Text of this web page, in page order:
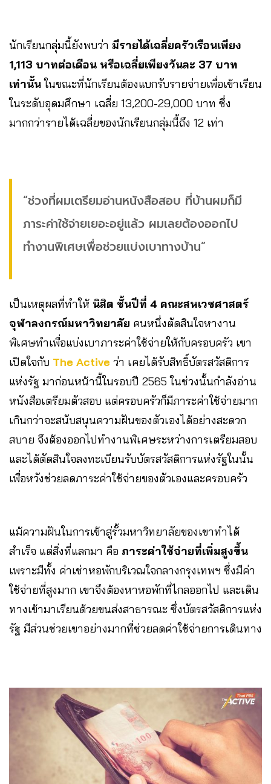
นักเรียนกลุ่มนี้ยังพบว่า มีรายได้เฉลี่ยครัวเรือนเพียง
1,113 บาทต่อเดือน หรือเฉลี่ยเพียงวันละ 37 บาท
เท่านั้นในขณะที่นักเรียนต้องแบกรับรายจ่ายเพื่อเข้าเรียน
ในระดับอุดมศึกษา เฉลี่ย 13,200-29,000 บาท ซึ่ง
มากกว่ารายได้เฉลี่ยของนักเรียนกลุ่มนี้ถึง 12 เท่า
“ช่วงที่ผมเตรียมอ่านหนังสือสอบ ที่บ้านผมก็มี
ภาระค่าใช้จ่ายเยอะอยู่แล้ว ผมเลยต้องออกไป
ทำงานพิเศษเพื่อช่วยแบ่งเบาทางบ้าน”
เป็นเหตุผลที่ทำให้ นิสิต ชั้นปีที่ 4 คณะสหเวชศาสตร์
จุฬาลงกรณ์มหาวิทยาลัย คนหนึ่งตัดสินใจหางาน
พิเศษทำเพื่อแบ่งเบาภาระค่าใช้จ่ายให้กับครอบครัว เขา
เปิดใจกับ The Active ว่า เคยได้รับสิทธิ์บัตรสวัสดิการ
แห่งรัฐ มาก่อนหน้านี้ในรอบปี 2565 ในช่วงนั้นกำลังอ่าน
หนังสือเตรียมตัวสอบ แต่ครอบครัวก็มีภาระค่าใช้จ่ายมาก
เกินกว่าจะสนับสนุนความฝันของตัวเองได้อย่างสะดวก
สบาย จึงต้องออกไปทำงานพิเศษระหว่างการเตรียมสอบ
และได้ตัดสินใจลงทะเบียนรับบัตรสวัสดิการแห่งรัฐในนั้น
เพื่อหวังช่วยลดภาระค่าใช้จ่ายของตัวเองและครอบครัว
แม้ความฝันในการเข้าสู่รั้วมหาวิทยาลัยของเขาทำได้
สำเร็จ แต่สิ่งที่แลกมา คือ ภาระค่าใช้จ่ายที่เพิ่มสูงขึ้น
เพราะมีทั้ง ค่าเช่าหอพักบริเวณใจกลางกรุงเทพฯ ซึ่งมีค่า
ใช้จ่ายที่สูงมาก เขาจึงต้องหาหอพักที่ไกลออกไป และเดิน
ทางเข้ามาเรียนด้วยขนส่งสาธารณะ ซึ่งบัตรสวัสดิการแห่ง
รัฐ มีส่วนช่วยเขาอย่างมากที่ช่วยลดค่าใช้จ่ายการเดินทาง